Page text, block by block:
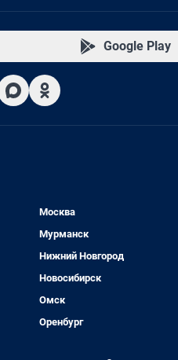
Google Play
Москва
Мурманск
Нижний Новгород
Новосибирск
Омск
Оренбург